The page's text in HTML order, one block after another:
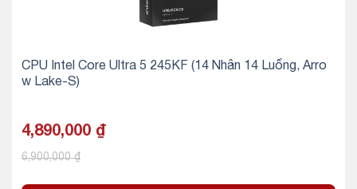
CPU Intel Core Ultra 5 245KF (14 Nhân 14 Luồng, Arro
w Lake-S)
4,890,000 ₫
6,900,000₫